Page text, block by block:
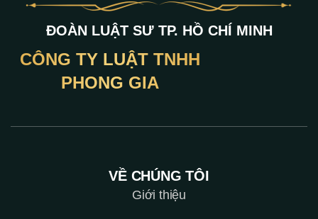
ĐOÀN LUẬT SƯ TP. HỒ CHÍ MINH
CÔNG TY LUẬT TNHH
PHONG GIA
VỀ CHÚNG TÔI
Giới thiệu